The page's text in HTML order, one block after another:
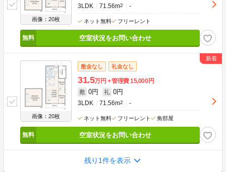
画像：20枚
3LDK 71.56m2 -
ネット無料 フリーレント
空室状況をお問い合わせ
画像：20枚
敷金なし 礼金なし
31.5万円 管理費15,000円
敷 0円 礼 0円
3LDK 71.56m2 -
ネット無料 フリーレント 角部屋
空室状況をお問い合わせ
残り1件を表示